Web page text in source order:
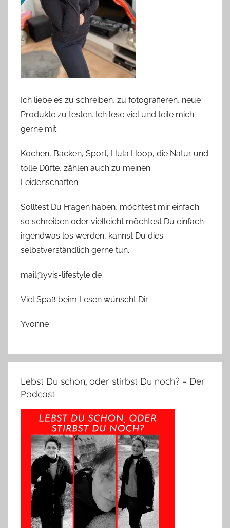
Ich liebe es zu schreiben, zu fotografieren, neue
Produkte zu testen. Ich lese viel und teile mich
gerne mit.
Kochen, Backen, Sport, Hula Hoop, die Natur und
tolle Düfte, zählen auch zu meinen
Leidenschaften.
Solltest Du Fragen haben, möchtest mir einfach
so schreiben oder vielleicht möchtest Du einfach
irgendwas los werden, kannst Du dies
selbstverständlich gerne tun.
mail@yvis-lifestyle.de
Viel Spaß beim Lesen wünscht Dir
Yvonne
Lebst Du schon, oder stirbst Du noch? – Der
Podcast